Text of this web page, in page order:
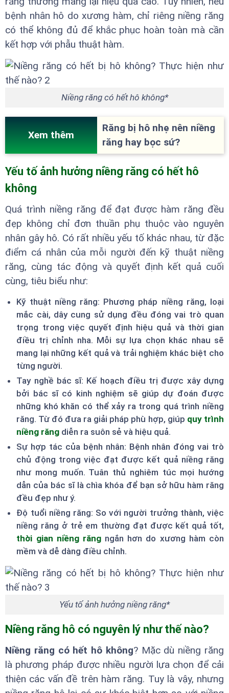
bệnh nhân hô do xương hàm, chỉ riêng niềng răng
có thể không đủ để khắc phục hoàn toàn mà cần
kết hợp với phẫu thuật hàm.
Niềng răng có hết hô không*
Xem thêm
Răng bị hô nhẹ nên niềng
răng hay bọc sứ?
Yếu tố ảnh hưởng niềng răng có hết hô
không
Quá trình niềng răng để đạt được hàm răng đều
đẹp không chỉ đơn thuần phụ thuộc vào nguyên
nhân gây hô. Có rất nhiều yếu tố khác nhau, từ đặc
điểm cá nhân của mỗi người đến kỹ thuật niềng
răng, cùng tác động và quyết định kết quả cuối
cùng, tiêu biểu như:
Kỹ thuật niềng răng: Phương pháp niềng răng, loại
mắc cài, dây cung sử dụng đều đóng vai trò quan
trọng trong việc quyết định hiệu quả và thời gian
điều trị chỉnh nha. Mỗi sự lựa chọn khác nhau sẽ
mang lại những kết quả và trải nghiệm khác biệt cho
từng người.
Tay nghề bác sĩ: Kế hoạch điều trị được xây dựng
bởi bác sĩ có kinh nghiệm sẽ giúp dự đoán được
những khó khăn có thể xảy ra trong quá trình niềng
răng. Từ đó đưa ra giải pháp phù hợp, giúp quy trình
niềng răng diễn ra suôn sẻ và hiệu quả.
Sự hợp tác của bệnh nhân: Bệnh nhân đóng vai trò
chủ động trong việc đạt được kết quả niềng răng
như mong muốn. Tuân thủ nghiêm túc mọi hướng
dẫn của bác sĩ là chìa khóa để bạn sở hữu hàm răng
đều đẹp như ý.
Độ tuổi niềng răng: So với người trưởng thành, việc
niềng răng ở trẻ em thường đạt được kết quả tốt,
thời gian niềng răngngắn hơn do xương hàm còn
mềm và dễ dàng điều chỉnh.
Yếu tố ảnh hưởng niềng răng*
Niềng răng hô có nguyên lý như thế nào?
Niềng răng có hết hô không? Mặc dù niềng răng
là phương pháp được nhiều người lựa chọn để cải
thiện các vấn đề trên hàm răng. Tuy là vậy, nhưng